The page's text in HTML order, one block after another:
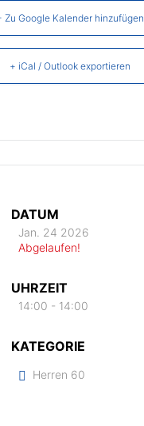
Zu Google Kalender hinzufügen
+ iCal / Outlook exportieren
DATUM
Jan. 24 2026
Abgelaufen!
UHRZEIT
14:00 - 14:00
KATEGORIE
Herren 60